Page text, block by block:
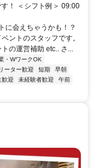
！ ＜シフト例＞ 09:00
に会えちゃうかも！？
ントのスタッフです。
の運営補助 etc.. さ...
・WワークOK
ーター歓迎 短期
早朝
歓迎 未経験者歓迎
午前